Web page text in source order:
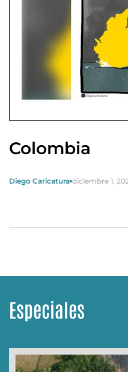
Colombia
Diego Caricatura diciembre 1,
Especiales